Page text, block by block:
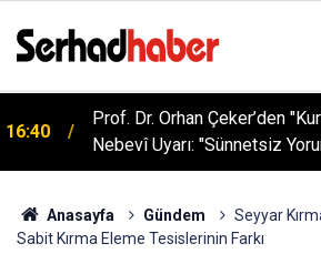
05:57
Sağlıklı Beslenmede Yeni
Multi-Fiber İçecek Tozu
Anasayfa Gündem
Seyyar
Sabit Kırma Eleme Tesislerinin Farkı